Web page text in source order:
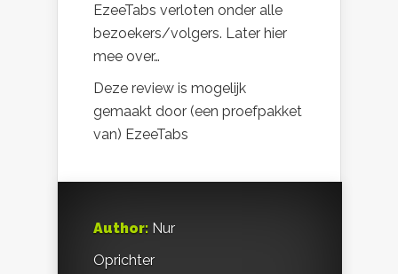
EzeeTabs verloten onder alle
bezoekers/volgers. Later hier
mee over…
Deze review is mogelijk
gemaakt door (een proefpakket
van) EzeeTabs
Author: Nur
Oprichter